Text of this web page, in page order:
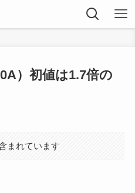
）初値は1.7倍の
まれています